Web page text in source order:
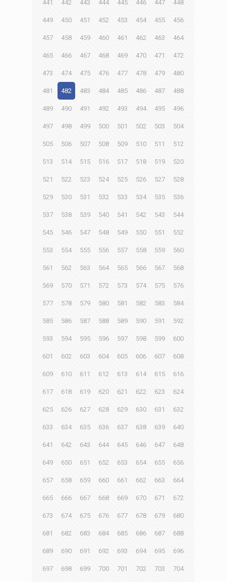
441 442 443 444 445 446 447 448
449 450 451 452 453 454 455 456
457 458 459 460 461 462 463 464
465 466 467 468 469 470 471 472
473 474 475 476 477 478 479 480
481 482 483 484 485 486 487 488
489 490 491 492 493 494 495 496
497 498 499 500 501 502 503 504
505 506 507 508 509 510 511 512
513 514 515 516 517 518 519 520
521 522 523 524 525 526 527 528
529 530 531 532 533 534 535 536
537 538 539 540 541 542 543 544
545 546 547 548 549 550 551 552
553 554 555 556 557 558 559 560
561 562 563 564 565 566 567 568
569 570 571 572 573 574 575 576
577 578 579 580 581 582 583 584
585 586 587 588 589 590 591 592
593 594 595 596 597 598 599 600
601 602 603 604 605 606 607 608
609 610 611 612 613 614 615 616
617 618 619 620 621 622 623 624
625 626 627 628 629 630 631 632
633 634 635 636 637 638 639 640
641 642 643 644 645 646 647 648
649 650 651 652 653 654 655 656
657 658 659 660 661 662 663 664
665 666 667 668 669 670 671 672
673 674 675 676 677 678 679 680
681 682 683 684 685 686 687 688
689 690 691 692 693 694 695 696
697 698 699 700 701 702 703 704